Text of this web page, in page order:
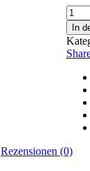
Sequin
In
Rezensionen (0)